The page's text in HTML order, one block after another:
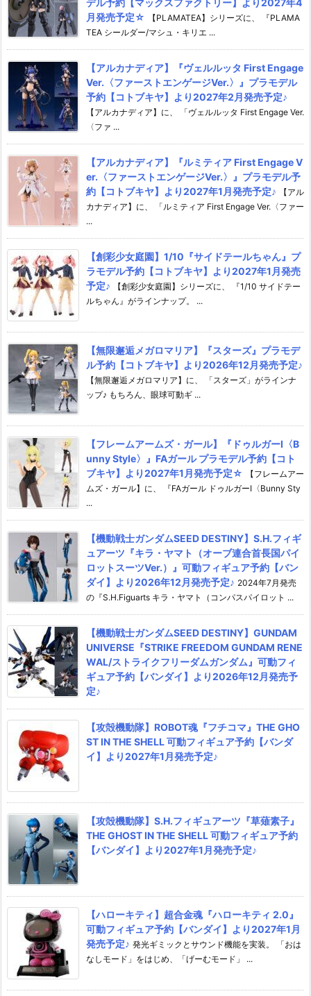
デル予約【マックスファクトリー】より2027年4
月発売予定☆
【PLAMATEA】シリーズに、 『PLAMA
TEA シールダー/マシュ・キリエ ...
【アルカナディア】『ヴェルルッタ First Engage
Ver.〈ファーストエンゲージVer.〉』プラモデル
予約【コトブキヤ】より2027年2月発売予定♪
【アルカナディア】に、 「ヴェルルッタ First Engage Ver.
〈ファ ...
【アルカナディア】『ルミティア First Engage V
er.〈ファーストエンゲージVer.〉』プラモデル予
約【コトブキヤ】より2027年1月発売予定♪
【アル
カナディア】に、 「ルミティア First Engage Ver.〈ファー
...
【創彩少女庭園】1/10『サイドテールちゃん』プ
ラモデル予約【コトブキヤ】より2027年1月発売
予定♪
【創彩少女庭園】シリーズに、 『1/10 サイドテー
ルちゃん』がラインナップ。 ...
【無限邂逅メガロマリア】『スターズ』プラモデ
ル予約【コトブキヤ】より2026年12月発売予定♪
【無限邂逅メガロマリア】に、 「スターズ」がラインナ
ップ♪ もちろん、眼球可動ギ ...
【フレームアームズ・ガール】『ドゥルガーI〈B
unny Style〉』FAガール プラモデル予約【コト
ブキヤ】より2027年1月発売予定☆
【フレームアー
ムズ・ガール】に、 『FAガール ドゥルガーI〈Bunny Sty
...
【機動戦士ガンダムSEED DESTINY】S.H.フィギ
ュアーツ『キラ・ヤマト（オーブ連合首長国パイ
ロットスーツVer.）』可動フィギュア予約【バン
ダイ】より2026年12月発売予定♪ 2024年7月発売
の『S.H.Figuarts キラ・ヤマト（コンパスパイロット ...
【機動戦士ガンダムSEED DESTINY】GUNDAM
UNIVERSE『STRIKE FREEDOM GUNDAM RENE
WAL/ストライクフリーダムガンダム』可動フィ
ギュア予約【バンダイ】より2026年12月発売予
定♪
【攻殻機動隊】ROBOT魂『フチコマ』THE GHO
ST IN THE SHELL 可動フィギュア予約【バンダ
イ】より2027年1月発売予定♪
【攻殻機動隊】S.H.フィギュアーツ『草薙素子』
THE GHOST IN THE SHELL 可動フィギュア予約
【バンダイ】より2027年1月発売予定♪
【ハローキティ】超合金魂『ハローキティ 2.0』
可動フィギュア予約【バンダイ】より2027年1月
発売予定♪ 発光ギミックとサウンド機能を実装。 「おは
なしモード」をはじめ、「げーむモード」 ...